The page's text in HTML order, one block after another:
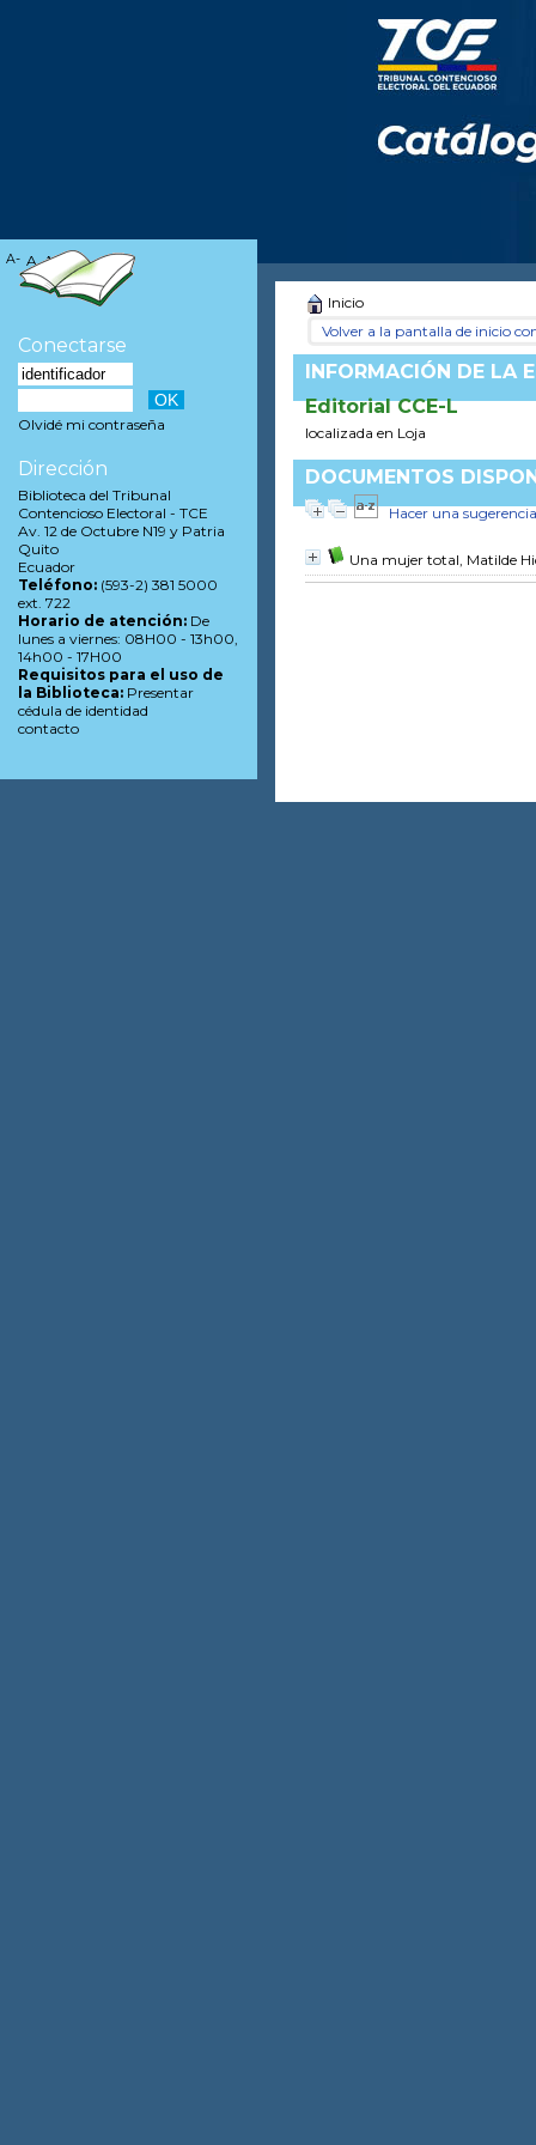
Inicio
Volver a la pantalla de inicio
INFORMACIÓN DE LA
Editorial CCE-L
localizada en Loja
DOCUMENTOS
Hacer una sugerencia
Una mujer total, Matilde
A- A A+
Conectarse
Olvidé mi contraseña
Dirección
Biblioteca del Tribunal
Contencioso Electoral - TCE
Av. 12 de Octubre N19 y Patria
Quito
Ecuador
Teléfono: (593-2) 381 5000
ext. 722
Horario de atención: De
lunes a viernes: 08H00 - 13h00,
14h00 - 17H00
Requisitos para el uso de
la Biblioteca: Presentar
cédula de identidad
contacto